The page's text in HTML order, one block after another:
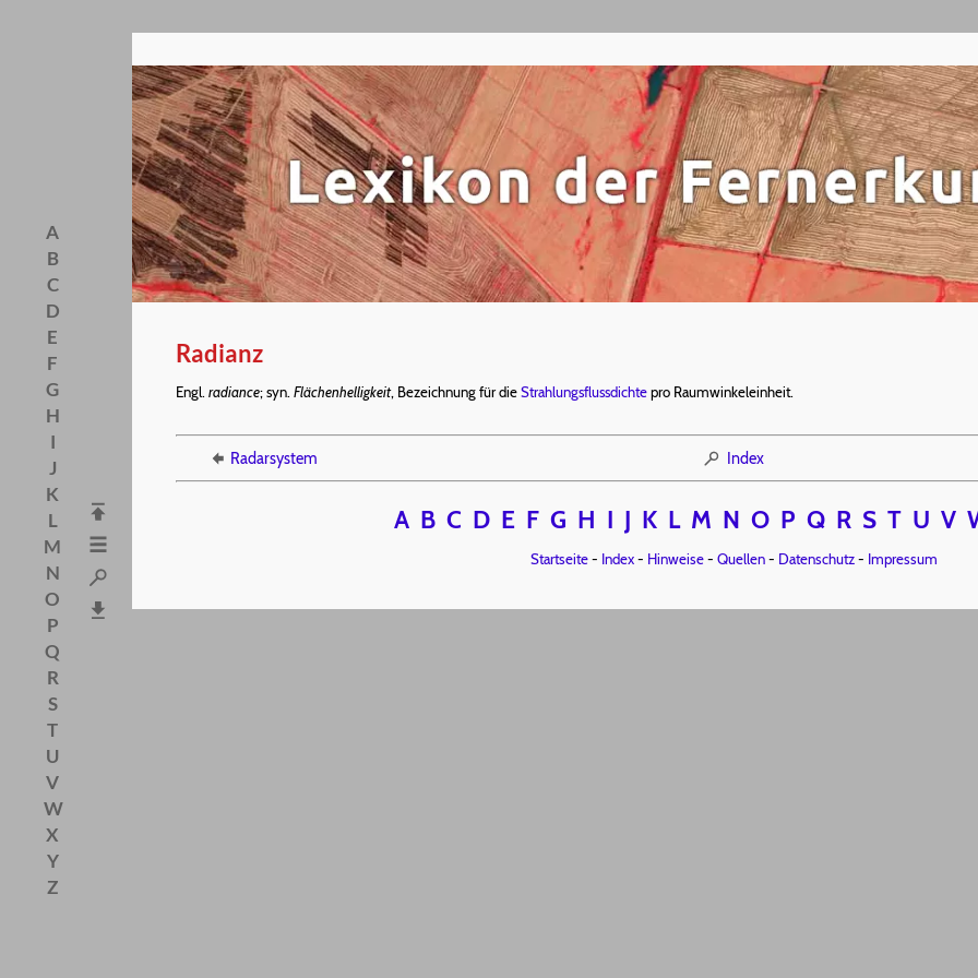
A
B
C
D
E
F
G
H
I
J
K
L
M
N
O
P
Q
R
S
T
U
V
W
X
Y
Z
Radianz
Engl. radiance; syn. Flächenhelligkeit, Bezeichnung für dieStrahlungsflussdichtepro Raumwinkeleinheit.
Radarsystem Index
A B C D E F G H I J K L M N O P Q R S T U V
Startseite- Index- Hinweise- Quellen- Datenschutz- Impressum